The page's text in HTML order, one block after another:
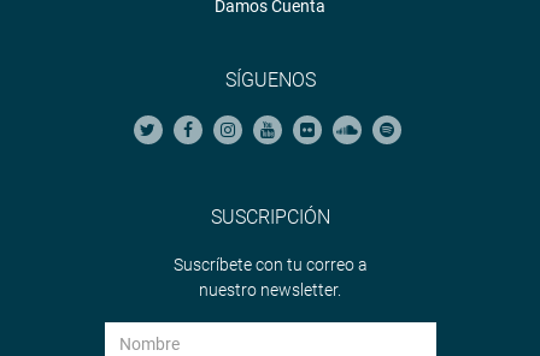
Damos Cuenta
SÍGUENOS
SUSCRIPCIÓN
Suscríbete con tu correo a
nuestro newsletter.